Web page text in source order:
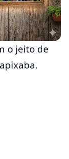
o jeito de